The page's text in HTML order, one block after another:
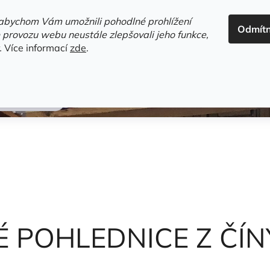
Vám umožnili pohodlné prohlížení
webu neustále zlepšovali jeho funkce,
Více informacízde.
HLEDAT
František
POHLEDNICE Z